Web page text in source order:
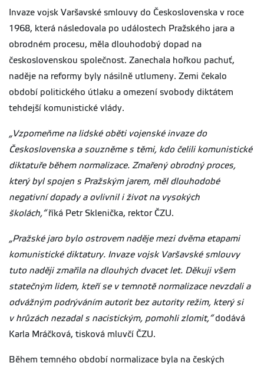
Invaze vojsk Varšavské smlouvy do Československa v roce
1968, která následovala po událostech Pražského jara a
obrodném procesu, měla dlouhodobý dopad na
československou společnost. Zanechala hořkou pachuť,
naděje na reformy byly násilně utlumeny. Zemi čekalo
období politického útlaku a omezení svobody diktátem
tehdejší komunistické vlády.
„Vzpomeňme na lidské oběti vojenské invaze do
Československa a souzněme s těmi, kdo čelili komunistické
diktatuře během normalizace. Zmařený obrodný proces,
který byl spojen s Pražským jarem, měl dlouhodobé
negativní dopady a ovlivnil i život na vysokých
školách,“říká Petr Sklenička, rektor ČZU.
„Pražské jaro bylo ostrovem naděje mezi dvěma etapami
komunistické diktatury. Invaze vojsk Varšavské smlouvy
tuto naději zmařila na dlouhých dvacet let. Děkuji všem
statečným lidem, kteří se v temnotě normalizace nevzdali a
odvážným podrýváním autorit bez autority režim, který si
v hrůzách nezadal s nacistickým, pomohli zlomit,“dodává
Karla Mráčková, tisková mluvčí ČZU.
Během temného období normalizace byla na českých